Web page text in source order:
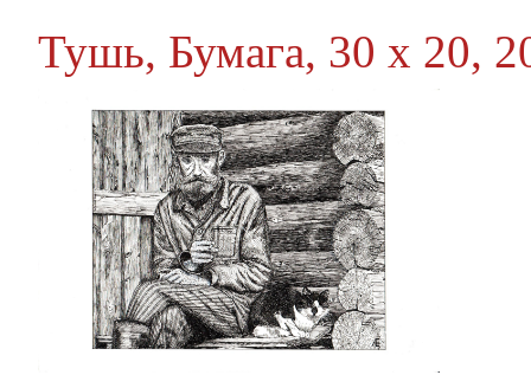
Тушь, Бумага, 30 х 20,